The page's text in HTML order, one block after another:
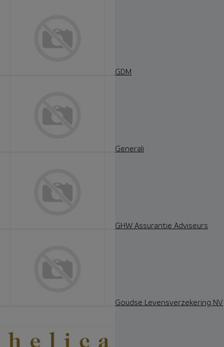
GDM
Generali
GHW Assurantie Adviseurs
Goudse Levensverzekering NV